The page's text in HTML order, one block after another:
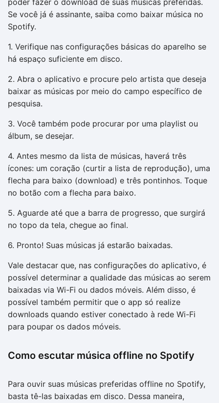
poder fazer o download de suas músicas preferidas.
Se você já é assinante, saiba como baixar música no
Spotify.
1. Verifique nas configurações básicas do aparelho se
há espaço suficiente em disco.
2. Abra o aplicativo e procure pelo artista que deseja
baixar as músicas por meio do campo específico de
pesquisa.
3. Você também pode procurar por uma playlist ou
álbum, se desejar.
4. Antes mesmo da lista de músicas, haverá três
ícones: um coração (curtir a lista de reprodução), uma
flecha para baixo (download) e três pontinhos. Toque
no botão com a flecha para baixo.
5. Aguarde até que a barra de progresso, que surgirá
no topo da tela, chegue ao final.
6. Pronto! Suas músicas já estarão baixadas.
Vale destacar que, nas configurações do aplicativo, é
possível determinar a qualidade das músicas ao serem
baixadas via Wi-Fi ou dados móveis. Além disso, é
possível também permitir que o app só realize
downloads quando estiver conectado à rede Wi-Fi
para poupar os dados móveis.
Como escutar música offline no Spotify
Para ouvir suas músicas preferidas offline no Spotify,
basta tê-las baixadas em disco. Dessa maneira,